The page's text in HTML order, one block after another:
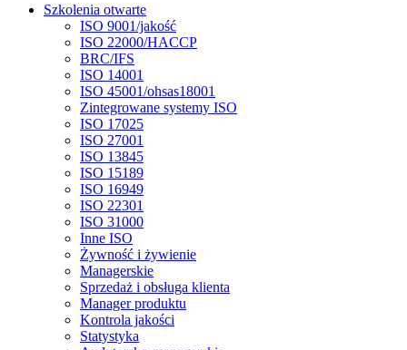
Szkolenia otwarte
ISO 9001/jakość
ISO 22000/HACCP
BRC/IFS
ISO 14001
ISO 45001/ohsas18001
Zintegrowane systemy ISO
ISO 17025
ISO 27001
ISO 13845
ISO 15189
ISO 16949
ISO 22301
ISO 31000
Inne ISO
Żywność i żywienie
Managerskie
Sprzedaż i obsługa klienta
Manager produktu
Kontrola jakości
Statystyka